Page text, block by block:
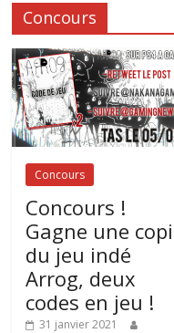
Concours
Concours
Concours !
Gagne une
du jeu indé
Arrog, deux
codes en jeu !
31 janvier 2021